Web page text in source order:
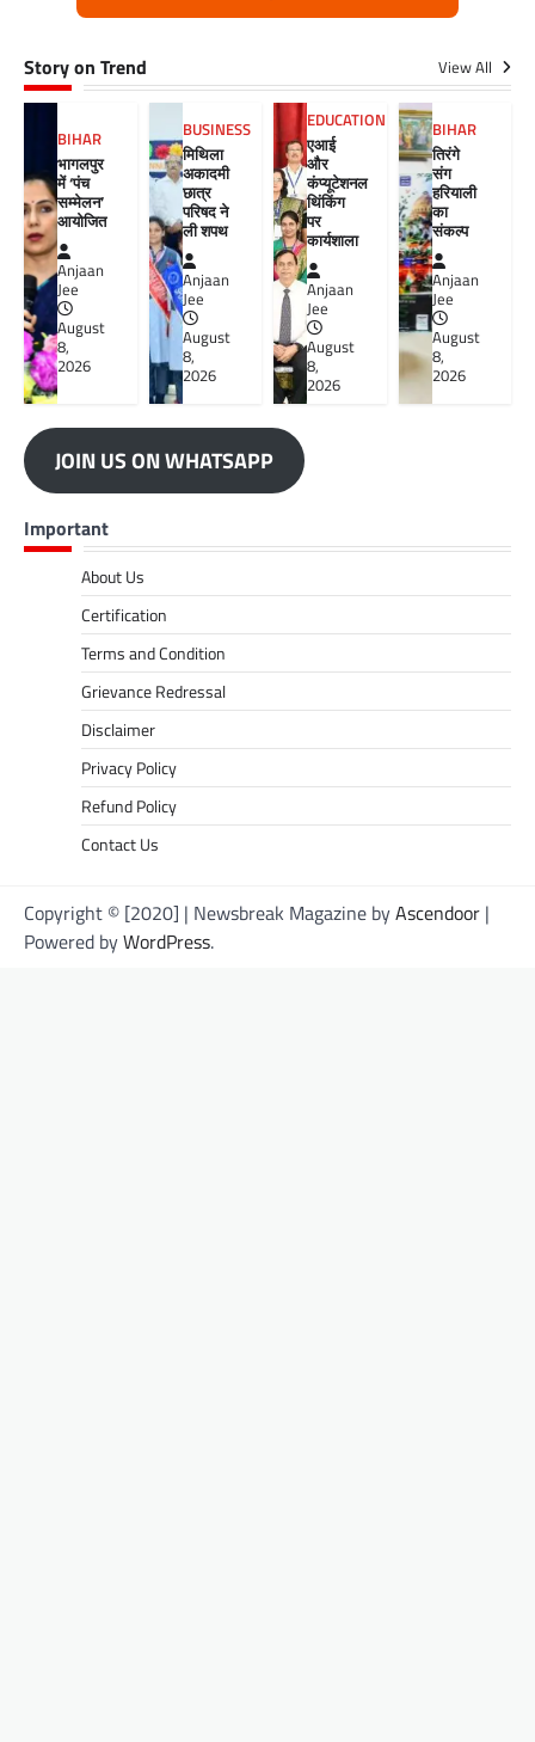
Story on Trend View All
BIHAR
भागलपुर
में ‘पंच
सम्मेलन’
आयोजित
Anjaan
Jee
August
8,
2026
BUSINESS
मिथिला
अकादमी
छात्र
परिषद ने
ली शपथ
Anjaan
Jee
August
8,
2026
EDUCATION
एआई
और
कंप्यूटेशनल
थिंकिंग
पर
कार्यशाला
Anjaan
Jee
August
8,
2026
BIHAR
तिरंगे
संग
हरियाली
का
संकल्प
Anjaan
Jee
August
8,
2026
JOIN US ON WHATSAPP
Important
About Us
Certification
Terms and Condition
Grievance Redressal
Disclaimer
Privacy Policy
Refund Policy
Contact Us
Copyright © [2020] | Newsbreak Magazine byAscendoor |
Powered byWordPress.